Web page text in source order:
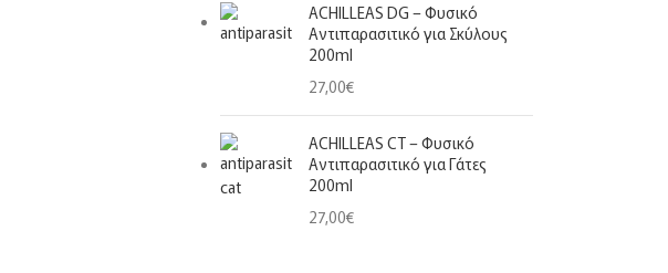
ACHILLEAS DG – Φυσικό
Αντιπαρασιτικό για Σκύλους
200ml
27,00€
ACHILLEAS CT – Φυσικό
Αντιπαρασιτικό για Γάτες
200ml
27,00€